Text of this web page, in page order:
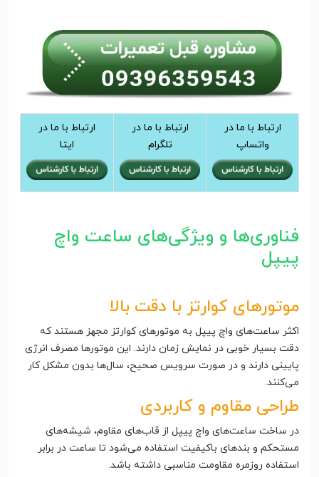
ارتباط با ما در
واتساپ
ارتباط با ما در
تلگرام
ارتباط با ما در
ایتا
فناوری‌ها و ویژگی‌های ساعت واچ
پیپل
موتورهای کوارتز با دقت بالا
اکثر ساعت‌های واچ پیپل به موتورهای کوارتز مجهز هستند که
دقت بسیار خوبی در نمایش زمان دارند. این موتورها مصرف انرژی
پایینی دارند و در صورت سرویس صحیح، سال‌ها بدون مشکل کار
می‌کنند.
طراحی مقاوم و کاربردی
در ساخت ساعت‌های واچ پیپل از قاب‌های مقاوم، شیشه‌های
مستحکم و بندهای باکیفیت استفاده می‌شود تا ساعت در برابر
استفاده روزمره مقاومت مناسبی داشته باشد.